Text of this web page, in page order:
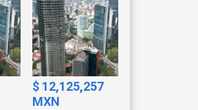
$ 12,125,257
MXN